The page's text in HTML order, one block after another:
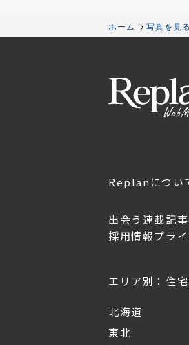
ホーム 写真を見る
Replanについ
出会う 連載記事
採用情報プラ
エリア別：住
北海道
東北
2026年3月11日